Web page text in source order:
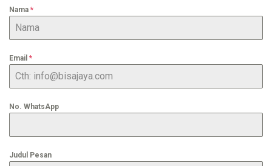
Nama *
Email *
No. WhatsApp
Judul Pesan